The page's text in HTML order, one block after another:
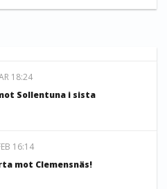
18:24
Sollentuna i sista
16:14
mot Clemensnäs!